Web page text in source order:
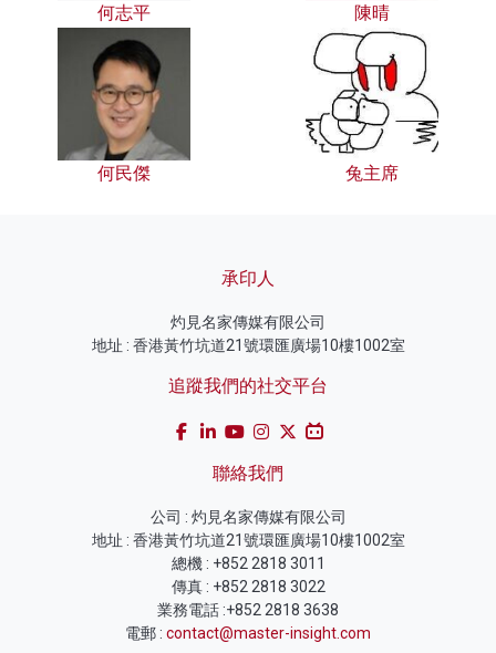
何志平 陳晴
何民傑 兔主席
承印人
灼見名家傳媒有限公司
地址 : 香港黃竹坑道21號環匯廣場10樓1002室
追蹤我們的社交平台
聯絡我們
公司 : 灼見名家傳媒有限公司
地址 : 香港黃竹坑道21號環匯廣場10樓1002室
總機 : +852 2818 3011
傳真 : +852 2818 3022
業務電話 :+852 2818 3638
電郵 : contact@master-insight.com